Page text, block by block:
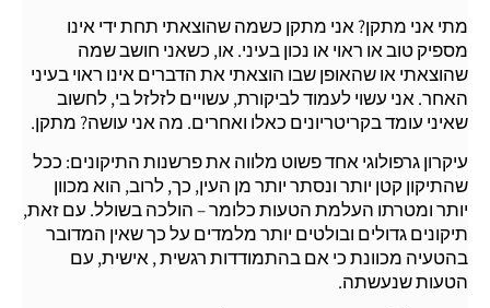
מתי אני מתקן? אני מתקן כשמה שהוצאתי תחת ידי אינו
מספיק טוב או ראוי או נכון בעיני. או, כשאני חושב שמה
שהוצאתי או שהאופן שבו הוצאתי את הדברים אינו ראוי בעיני
האחר. אני עשוי לעמוד לביקורת, עשויים לזלזל בי, לחשוב
שאיני עומד בקריטריונים כאלו ואחרים. מה אני עושה? מתקן.
עיקרון גרפולוגי אחד פשוט מלווה את פרשנות התיקונים: ככל
שהתיקון קטן יותר ונסתר יותר מן העין, כך, לרוב, הוא מכוון
יותר ומטרתו העלמת הטעות כלומר – הולכה בשולל. עם זאת,
תיקונים גדולים ובולטים יותר מלמדים על כך שאין המדובר
בהטעיה מכוונת כי אם בהתמודדות רגשית , אישית, עם
הטעות שנעשתה.